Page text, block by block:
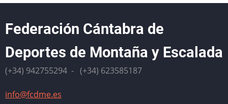
Federación Cántabra de
Deportes de Montaña y Escalada
(+34) 942755294 - (+34) 623585187
info@fcdme.es